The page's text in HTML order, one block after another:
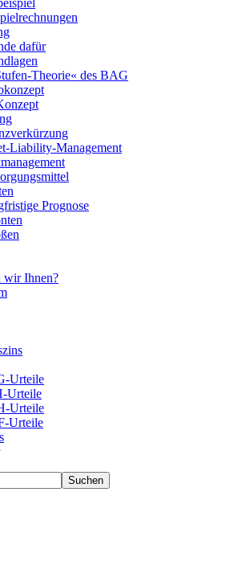
dafür
Theorie« des BAG
Liability-Management
Prognose
wir Ihnen?
Urteile
Urteile
Urteile
Urteile
Suchen